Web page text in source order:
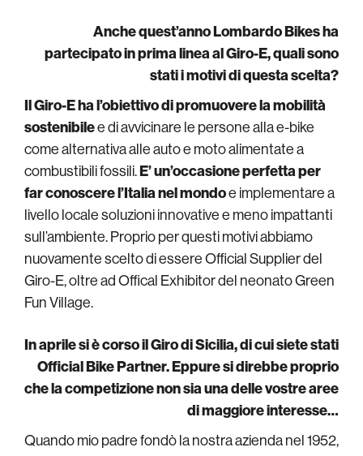
Anche quest’anno Lombardo Bikes ha
partecipato in prima linea al Giro-E, quali sono
stati i motivi di questa scelta?
Il Giro-E ha l’obiettivo di promuovere la mobilità
sostenibilee di avvicinare le persone alla e-bike
come alternativa alle auto e moto alimentate a
combustibili fossili.E’ un’occasione perfetta per
far conoscere l’Italia nel mondoe implementare a
livello locale soluzioni innovative e meno impattanti
sull’ambiente. Proprio per questi motivi abbiamo
nuovamente scelto di essere Official Supplier del
Giro-E, oltre ad Offical Exhibitor del neonato Green
Fun Village.
In aprile si è corso il Giro di Sicilia, di cui siete stati
Official Bike Partner. Eppure si direbbe proprio
che la competizione non sia una delle vostre aree
di maggiore interesse…
Quando mio padre fondò la nostra azienda nel 1952,